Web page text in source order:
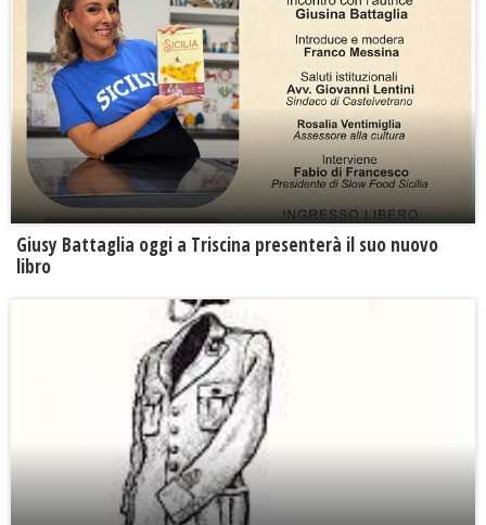
Giusy Battaglia oggi a Triscina presenterà il suo nuovo
libro